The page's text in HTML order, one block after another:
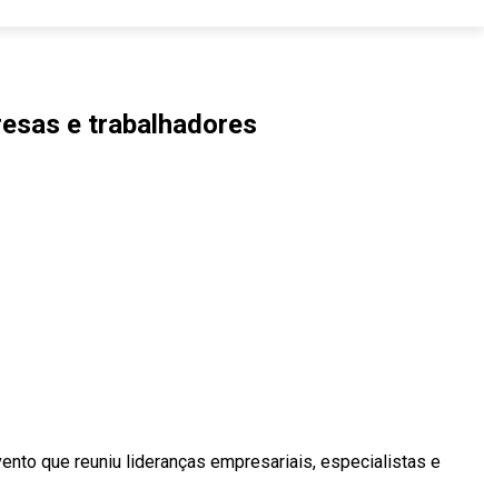
e trabalhadores
que reuniu lideranças empresariais, especialistas e